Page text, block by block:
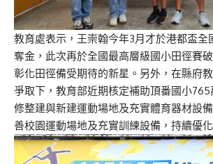
教育處表示，王崇翰今年3月才於港都盃全
奪金，此次再於全國最高層級國小田徑賽
彰化田徑備受期待的新星。另外，在縣府
爭取下，教育部近期核定補助頂番國小765
修整建與新建運動場地及充實體育器材設
善校園運動場地及充實訓練設備，持續優